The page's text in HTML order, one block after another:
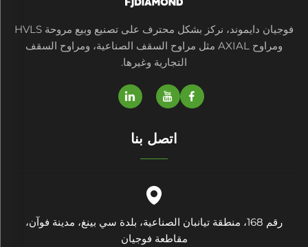
فوجيان دايموند، نركز بشكل محترف على تصنيع وبيع مروحة HVLS
ومراوح AXIAL مثل مراوح السقف الصناعية، ومراوح السقف
التجارية وغيرها.
اتصل بنا
رقم 168، منطقة تيانبان الصناعية، بلدة سي بينغ، مدينة فوآن،
مقاطعة فوجيان